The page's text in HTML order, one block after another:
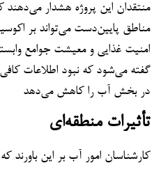
منتقدان این پروژه هشدار
مناطق پایین‌دست می‌تواند بر
امنیت غذایی و معیشت جوامع
گفته می‌شود که نبود اطلاعات
در بخش آب را کاهش می‌دهد
تأثیرات منطقه‌ای
کارشناسان امور آب بر این باورند